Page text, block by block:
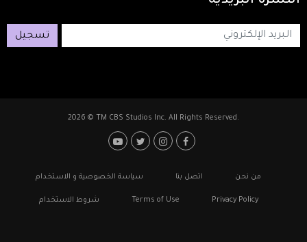
تسجيل
2026 © TM CBS Studios Inc. All Rights Reserved.
Footer: Social Media
Footerمن نحن اتصل بنا سياسة الخصوصية و الاستخدام
Privacy Policy
Terms of Use شروط الاستخدام